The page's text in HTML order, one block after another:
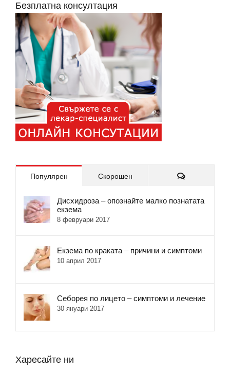
Безплатна консултация
Популярен Скорошен Коментари
Дисхидроза – опознайте малко познатата
екзема
8 февруари 2017
Екзема по краката – причини и симптоми
10 април 2017
Себорея по лицето – симптоми и лечение
30 януари 2017
Харесайте ни